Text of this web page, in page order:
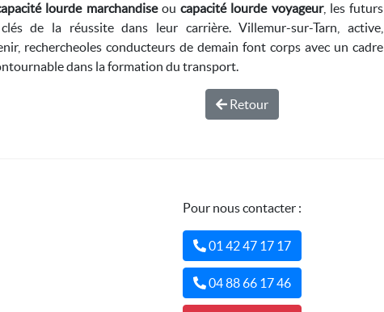
lourde marchandiseoucapacité lourde voyageur, les futurs
de la réussite dans leur carrière. Villemur-sur-Tarn, active,
rechercheoles conducteurs de demain font corps avec un cadre
dans la formation du transport.
Retour
Pour nous contacter :
01 42 47 17 17
04 88 66 17 46